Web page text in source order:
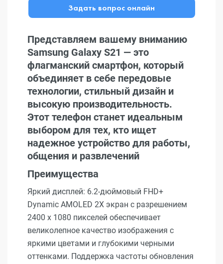
Задать вопрос онлайн
Представляем вашему вниманию
Samsung Galaxy S21 — это
флагманский смартфон, который
объединяет в себе передовые
технологии, стильный дизайн и
высокую производительность.
Этот телефон станет идеальным
выбором для тех, кто ищет
надежное устройство для работы,
общения и развлечений
Преимущества
Яркий дисплей: 6.2-дюймовый FHD+
Dynamic AMOLED 2X экран с разрешением
2400 x 1080 пикселей обеспечивает
великолепное качество изображения с
яркими цветами и глубокими черными
оттенками. Поддержка частоты обновления